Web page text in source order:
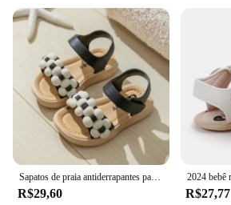
R$29,60 R$27,77